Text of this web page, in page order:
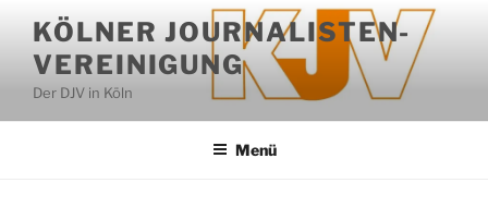
Inhalt
springen
KÖLNER JOURNALISTEN-
VEREINIGUNG
Der DJV in Köln
Menü